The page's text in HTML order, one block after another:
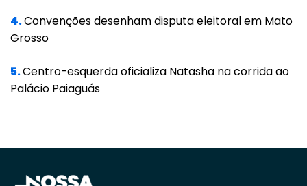
“Desde o início da pandemia estamos junto
com o Governo do Estado em ações
que produziu e distribuiu álcool 70%. Desta
onde cada um ajudou no que foi possível.
4.Convenções desenham disputa eleitoral em Mato
Grosso
5.Centro-esquerda oficializa Natasha na corrida ao
Palácio Paiaguás